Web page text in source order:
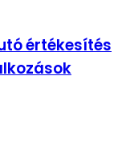
értékesítés